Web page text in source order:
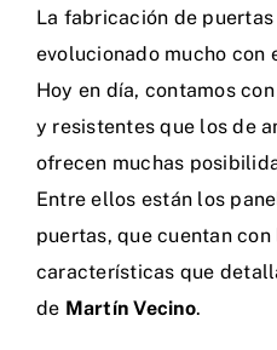
La fabricación de
evolucionado mucho con
Hoy en día, contamos
y resistentes que los de
ofrecen muchas
Entre ellos están los
puertas, que cuentan
características que
de Martín Vecino.